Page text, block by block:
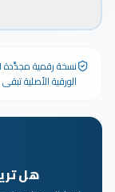
الورقية الأصلية
هل